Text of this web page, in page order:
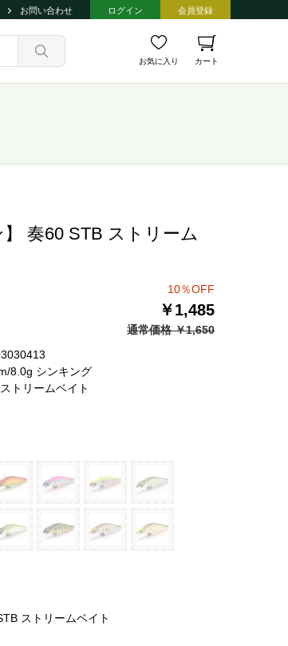
お問い合わせ ログイン 会員登録
お気に入り カート
】 奏60 STB ストリーム
10％OFF
￥1,485
通常価格 ￥1,650
8.0g シンキング
トリームベイト
ストリームベイト